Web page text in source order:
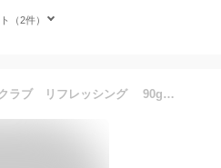
（2件）
【国内正規品】SABON サボン ヘッドスクラブ リフレッシング 90g／頭皮用スクラブ